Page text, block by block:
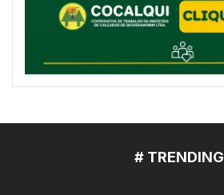
# TRENDING